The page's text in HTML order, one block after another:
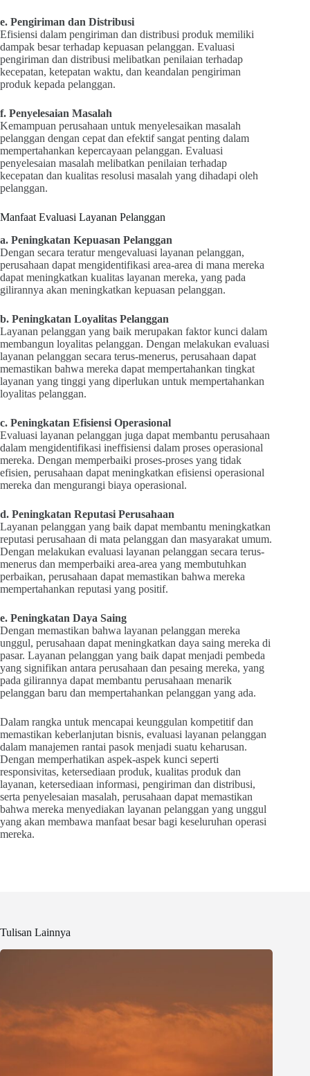
e. Pengiriman dan Distribusi
Efisiensi dalam pengiriman dan distribusi produk memiliki
dampak besar terhadap kepuasan pelanggan. Evaluasi
pengiriman dan distribusi melibatkan penilaian terhadap
kecepatan, ketepatan waktu, dan keandalan pengiriman
produk kepada pelanggan.
f. Penyelesaian Masalah
Kemampuan perusahaan untuk menyelesaikan masalah
pelanggan dengan cepat dan efektif sangat penting dalam
mempertahankan kepercayaan pelanggan. Evaluasi
penyelesaian masalah melibatkan penilaian terhadap
kecepatan dan kualitas resolusi masalah yang dihadapi oleh
pelanggan.
Manfaat Evaluasi Layanan Pelanggan
a. Peningkatan Kepuasan Pelanggan
Dengan secara teratur mengevaluasi layanan pelanggan,
perusahaan dapat mengidentifikasi area-area di mana mereka
dapat meningkatkan kualitas layanan mereka, yang pada
gilirannya akan meningkatkan kepuasan pelanggan.
b. Peningkatan Loyalitas Pelanggan
Layanan pelanggan yang baik merupakan faktor kunci dalam
membangun loyalitas pelanggan. Dengan melakukan evaluasi
layanan pelanggan secara terus-menerus, perusahaan dapat
memastikan bahwa mereka dapat mempertahankan tingkat
layanan yang tinggi yang diperlukan untuk mempertahankan
loyalitas pelanggan.
c. Peningkatan Efisiensi Operasional
Evaluasi layanan pelanggan juga dapat membantu perusahaan
dalam mengidentifikasi ineffisiensi dalam proses operasional
mereka. Dengan memperbaiki proses-proses yang tidak
efisien, perusahaan dapat meningkatkan efisiensi operasional
mereka dan mengurangi biaya operasional.
d. Peningkatan Reputasi Perusahaan
Layanan pelanggan yang baik dapat membantu meningkatkan
reputasi perusahaan di mata pelanggan dan masyarakat umum.
Dengan melakukan evaluasi layanan pelanggan secara terus-
menerus dan memperbaiki area-area yang membutuhkan
perbaikan, perusahaan dapat memastikan bahwa mereka
mempertahankan reputasi yang positif.
e. Peningkatan Daya Saing
Dengan memastikan bahwa layanan pelanggan mereka
unggul, perusahaan dapat meningkatkan daya saing mereka di
pasar. Layanan pelanggan yang baik dapat menjadi pembeda
yang signifikan antara perusahaan dan pesaing mereka, yang
pada gilirannya dapat membantu perusahaan menarik
pelanggan baru dan mempertahankan pelanggan yang ada.
Dalam rangka untuk mencapai keunggulan kompetitif dan
memastikan keberlanjutan bisnis, evaluasi layanan pelanggan
dalam manajemen rantai pasok menjadi suatu keharusan.
Dengan memperhatikan aspek-aspek kunci seperti
responsivitas, ketersediaan produk, kualitas produk dan
layanan, ketersediaan informasi, pengiriman dan distribusi,
serta penyelesaian masalah, perusahaan dapat memastikan
bahwa mereka menyediakan layanan pelanggan yang unggul
yang akan membawa manfaat besar bagi keseluruhan operasi
mereka.
Tulisan Lainnya